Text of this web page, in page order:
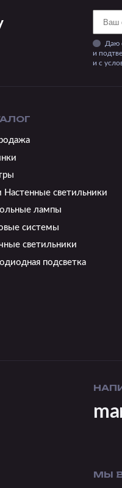
Даю
и
и c
Настенные светильники
лампы
системы
светильники
подсветка
МЫ